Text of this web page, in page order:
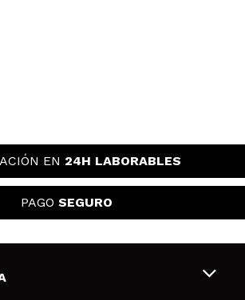
EN 24H LABORABLES
PAGO SEGURO